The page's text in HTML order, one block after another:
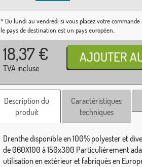
* Du lundi au vendredi si vous placez votre
le pays de destination est un pays européen..
18,37 €
TVA incluse
Description du
produit
Caractéristiques
techniques
Drenthe disponible en 100% polyester et
de 060X100 à 150x300 Particulièrement
utilisation en extérieur et fabriqués en